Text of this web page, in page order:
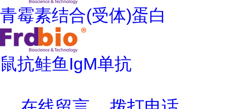
青霉素结合(受体)蛋白
鼠抗鲑鱼IgM单抗